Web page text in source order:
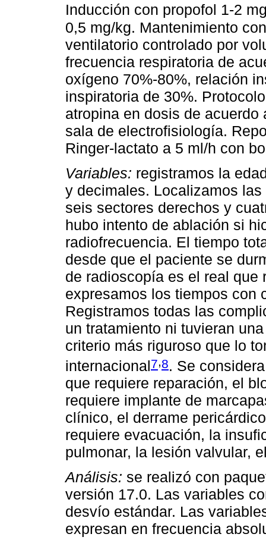
Inducción con propofol 1-2
0,5 mg/kg. Mantenimiento
ventilatorio controlado por
frecuencia respiratoria de
oxígeno 70%-80%, relación
inspiratoria de 30%.
atropina en dosis de
sala de electrofisiología.
Ringer-lactato a 5 ml/h con
Variables: registramos la
y decimales. Localizamos
seis sectores derechos y
hubo intento de ablación si
radiofrecuencia. El tiempo
desde que el paciente se
de radioscopía es el real que
expresamos los tiempos con
Registramos todas las
un tratamiento ni tuvieran
criterio más riguroso que lo
internacional7,8. Se
que requiere reparación, el
requiere implante de
clínico, el derrame
requiere evacuación, la
pulmonar, la lesión valvular,
Análisis: se realizó con
versión 17.0. Las variables
desvío estándar. Las
expresan en frecuencia